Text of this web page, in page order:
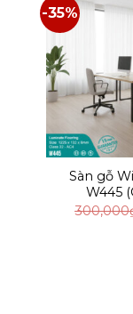
-35%
Sàn gỗ
W445
300,000